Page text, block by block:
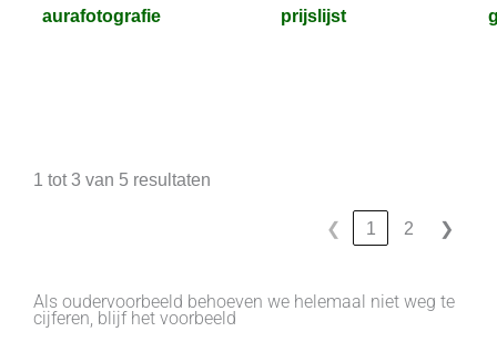
aurafotografie
prijslijst
1 tot 3 van 5 resultaten
❮ 1 2 ❯
Als oudervoorbeeld behoeven we helemaal niet weg te
cijferen, blijf het voorbeeld